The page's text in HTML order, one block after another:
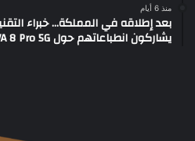
منذ 6 أيام
بعد إطلاقه في المملكة… خبراء
يشاركون انطباعاتهم حول TECNO POVA 8 Pro 5G